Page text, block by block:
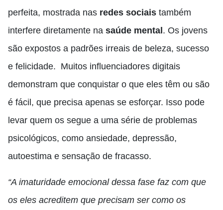
perfeita, mostrada nas redes sociais também
interfere diretamente na saúde mental . Os jovens
são expostos a padrões irreais de beleza, sucesso
e felicidade. Muitos influenciadores digitais
demonstram que conquistar o que eles têm ou são
é fácil, que precisa apenas se esforçar. Isso pode
levar quem os segue a uma série de problemas
psicológicos, como ansiedade, depressão,
autoestima e sensação de fracasso.
“A imaturidade emocional dessa fase faz com que
os eles acreditem que precisam ser como os